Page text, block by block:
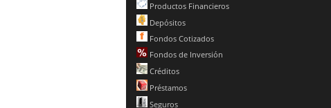
Productos Financieros
Depósitos
Fondos Cotizados
Fondos de Inversión
Créditos
Préstamos
Seguros